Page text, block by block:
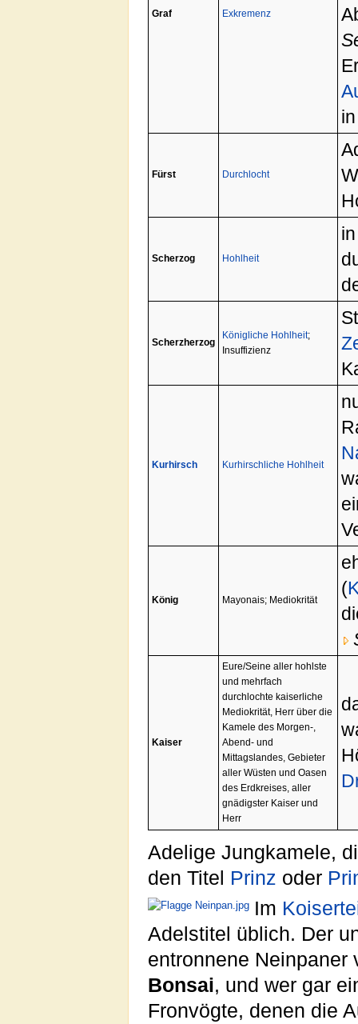
Graf Exkremenz
Fürst Durchlocht
Scherzog Hohlheit
Scherzherzog
Königliche Hohlheit;
Insuffizienz
Kurhirsch Kurhirschliche Hohlheit
König Mayonais; Mediokrität
(
Kaiser
Eure/Seine aller hohlste
und mehrfach
durchlochte kaiserliche
Mediokrität, Herr über die
Kamele des Morgen-,
Abend- und
Mittagslandes, Gebieter
aller Wüsten und Oasen
des Erdkreises, aller
gnädigster Kaiser und
Herr
Adelige Jungkamele,
den Titel Prinz oder
Im
Adelstitel üblich. Der
entronnene
Bonsai, und wer gar
Fronvögte, denen die